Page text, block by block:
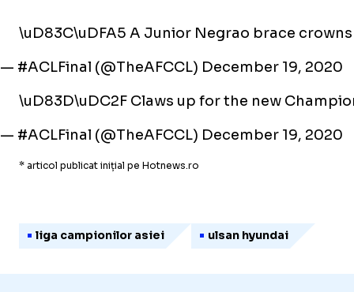
\uD83C\uDFA5 A Junior Negrao brace
— #ACLFinal (@TheAFCCL) December 19, 2020
\uD83D\uDC2F Claws up for the new
— #ACLFinal (@TheAFCCL) December 19, 2020
* articol publicat inițial pe Hotnews.ro
liga campionilor asiei ulsan hyundai